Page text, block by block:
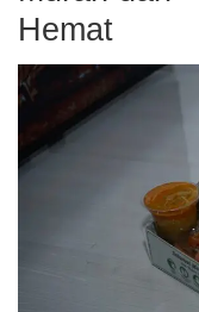
Hemat